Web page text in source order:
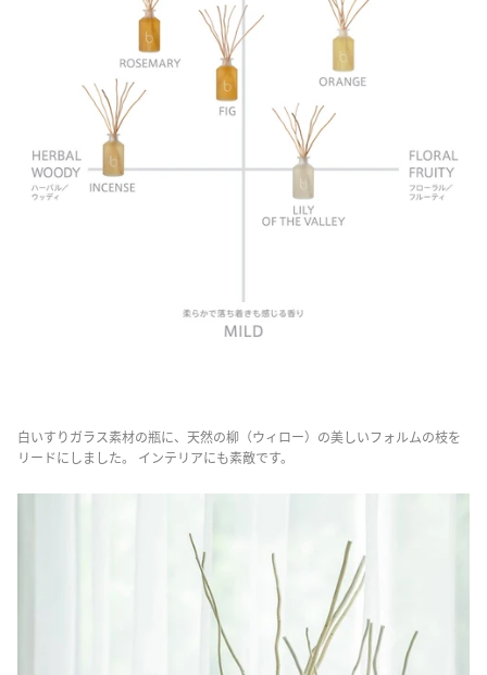
白いすりガラス素材の瓶に、天然の柳（ウィロー）の美しいフォルムの枝を
リードにしました。 インテリアにも素敵です。